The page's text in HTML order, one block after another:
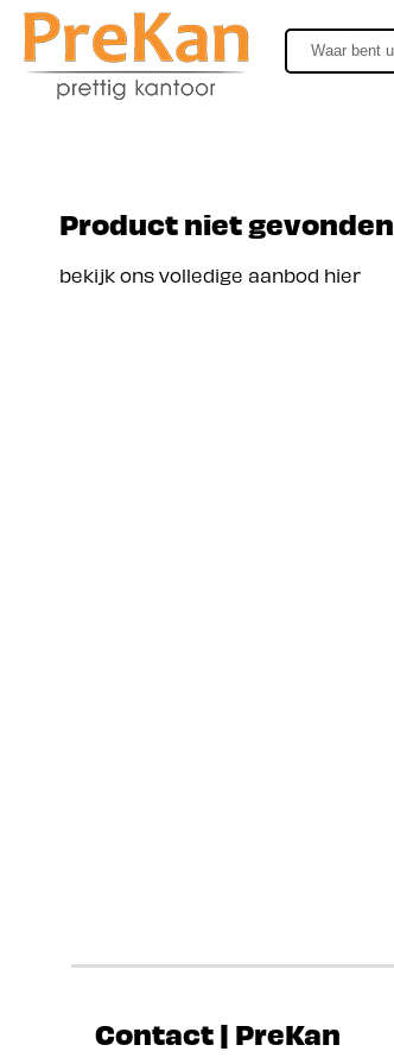
Product niet gevonden
bekijk ons volledige aanbod hier
Contact | PreKan